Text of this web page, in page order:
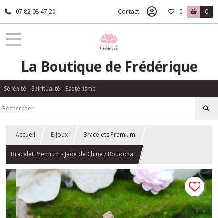
07 82 08 47 20 Contact 0 0
La Boutique de Frédérique
Sérénité - Spiritualité - Esotérisme
Accueil Bijoux Bracelets Premium
Bracelet Premium - Jade de Chine / Bouddha